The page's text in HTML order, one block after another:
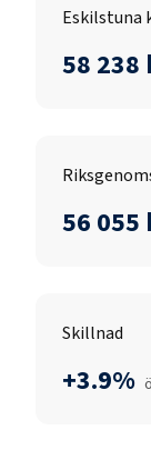
Eskilstuna
58 238
56 055
Skillnad
+3.9%